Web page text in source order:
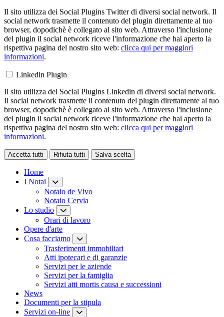
Il sito utilizza dei Social Plugins Twitter di diversi social network. Il
social network trasmette il contenuto del plugin direttamente al tuo
browser, dopodichè è collegato al sito web. Attraverso l'inclusione
del plugin il social network riceve l'informazione che hai aperto la
rispettiva pagina del nostro sito web: clicca qui per maggiori
informazioni.
Linkedin Plugin
Il sito utilizza dei Social Plugins Linkedin di diversi social network.
Il social network trasmette il contenuto del plugin direttamente al tuo
browser, dopodichè è collegato al sito web. Attraverso l'inclusione
del plugin il social network riceve l'informazione che hai aperto la
rispettiva pagina del nostro sito web: clicca qui per maggiori
informazioni.
Accetta tutti Rifiuta tutti Salva scelta
Home
I Notai
Notaio de Vivo
Notaio Cervia
Lo studio
Orari di lavoro
Opere d'arte
Cosa facciamo
Trasferimenti immobiliari
Atti ipotecari e di garanzie
Servizi per le aziende
Servizi per la famiglia
Servizi atti mortis causa e successioni
News
Documenti per la stipula
Servizi on-line